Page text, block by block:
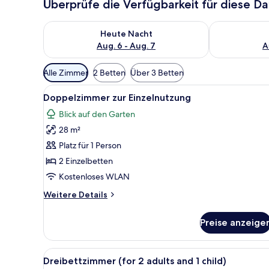
Überprüfe die Verfügbarkeit für diese
Heute Nacht
Aug. 6 - Aug. 7
Überprüfe die Verfügbarkeit für heute Nacht, Aug. 6
Überprüfe
Verfügbare
Filter
für
Zimmer
Alle Zimmer 2 Betten Über 3 Betten
Alle
Fotos
für
Doppelzimmer
zur
Einzelnutzung
anzeigen
Ein Hotelzimmer mit einem
12
Doppelzimmer zur Einzelnutzung
Blick auf den Garten
28 m²
Platz für 1 Person
2 Einzelbetten
Kostenloses WLAN
Weitere Details
Weitere
zur
Einzelnutzung
Preise
Alle
Ein Hotelzimmer mit einem
11
Dreibettzimmer (for 2 adults and 1 child)